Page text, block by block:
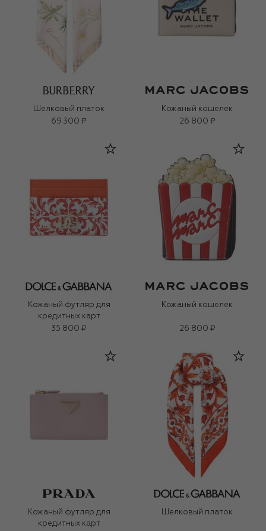
Шелковый платок
69 300 ₽
Кожаный кошелек
26 800 ₽
Кожаный футляр для
кредитных карт
35 800 ₽
Кожаный кошелек
26 800 ₽
Кожаный футляр для
кредитных карт
Шелковый платок